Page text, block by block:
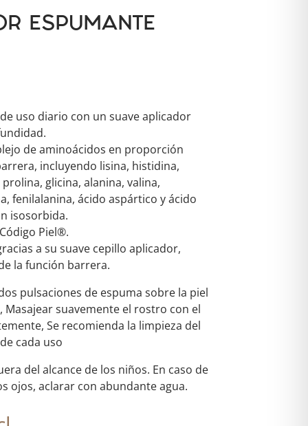
ESPUMANTE
uso diario con un suave aplicador
de aminoácidos en proporción
incluyendo lisina, histidina,
glicina, alanina, valina,
fenilalanina, ácido aspártico y ácido
isosorbida.
Piel®.
a su suave cepillo aplicador,
la función barrera.
pulsaciones de espuma sobre la piel
suavemente el rostro con el
Se recomienda la limpieza del
cada uso
del alcance de los niños. En caso de
ojos, aclarar con abundante agua.